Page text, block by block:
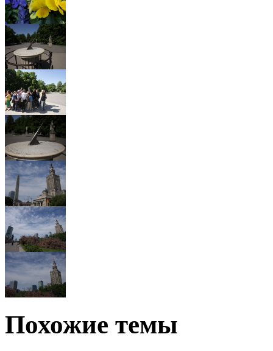
Похожие темы